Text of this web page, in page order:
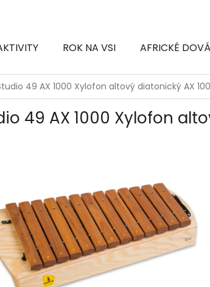
ROK NA VSI AFRICKÉ
49 AX 1000 Xylofon altový diatonický AX
49 AX 1000 Xylofon